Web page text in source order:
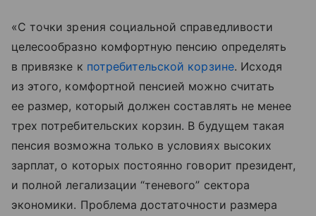
«С точки зрения социальной справедливости
целесообразно комфортную пенсию определять
в привязке к потребительской корзине. Исходя
из этого, комфортной пенсией можно считать
ее размер, который должен составлять не менее
трех потребительских корзин. В будущем такая
пенсия возможна только в условиях высоких
зарплат, о которых постоянно говорит президент,
и полной легализации “теневого” сектора
экономики. Проблема достаточности размера